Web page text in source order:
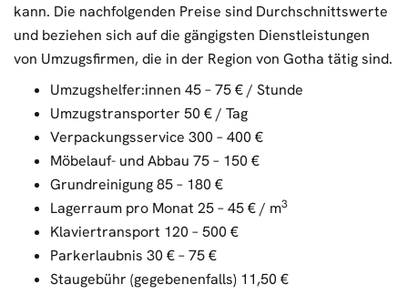
kann. Die nachfolgenden Preise sind Durchschnittswerte
und beziehen sich auf die gängigsten Dienstleistungen
von Umzugsfirmen, die in der Region von Gotha tätig sind.
Umzugshelfer:innen 45 – 75 € / Stunde
Umzugstransporter 50 € / Tag
Verpackungsservice 300 – 400 €
Möbelauf- und Abbau 75 – 150 €
Grundreinigung 85 – 180 €
Lagerraum pro Monat 25 – 45 € / m3
Klaviertransport 120 – 500 €
Parkerlaubnis 30 € – 75 €
Staugebühr (gegebenenfalls) 11,50 €